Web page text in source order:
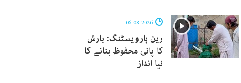
رین ہارویسٹنگ: بارش
کا پانی محفوظ بنانے کا
نیا انداز